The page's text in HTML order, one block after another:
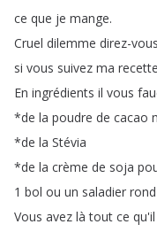
ce que je mange.
Cruel dilemme direz-vous
si vous suivez ma recette
En ingrédients il vous
*de la poudre de cacao
*de la Stévia
*de la crème de soja
1 bol ou un saladier rond
Vous avez là tout ce qu'il